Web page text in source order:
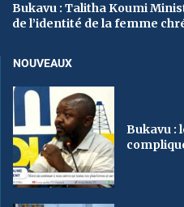
Bukavu : Talitha Koumi
de l’identité de la femme
NOUVEAUX
Bukavu :